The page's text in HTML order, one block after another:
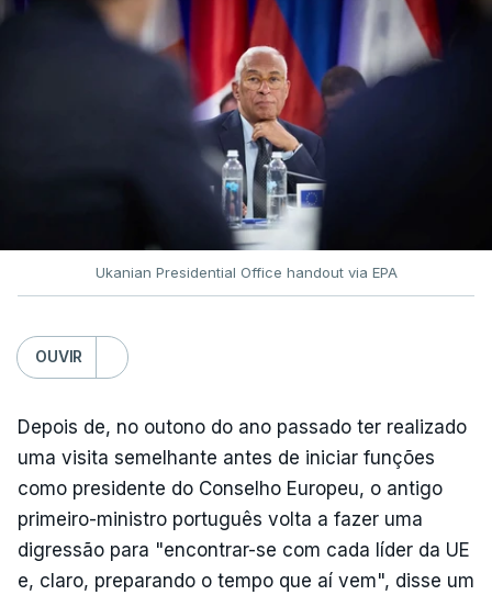
Ukanian Presidential Office handout via EPA
OUVIR
Depois de, no outono do ano passado ter realizado
uma visita semelhante antes de iniciar funções
como presidente do Conselho Europeu, o antigo
primeiro-ministro português volta a fazer uma
digressão para "encontrar-se com cada líder da UE
e, claro, preparando o tempo que aí vem", disse um